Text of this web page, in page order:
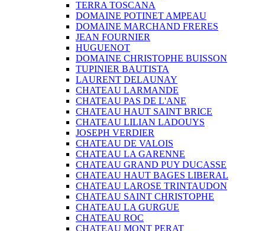
TERRA TOSCANA
DOMAINE POTINET AMPEAU
DOMAINE MARCHAND FRERES
JEAN FOURNIER
HUGUENOT
DOMAINE CHRISTOPHE BUISSON
TUPINIER BAUTISTA
LAURENT DELAUNAY
CHATEAU LARMANDE
CHATEAU PAS DE L'ANE
CHATEAU HAUT SAINT BRICE
CHATEAU LILIAN LADOUYS
JOSEPH VERDIER
CHATEAU DE VALOIS
CHATEAU LA GARENNE
CHATEAU GRAND PUY DUCASSE
CHATEAU HAUT BAGES LIBERAL
CHATEAU LAROSE TRINTAUDON
CHATEAU SAINT CHRISTOPHE
CHATEAU LA GURGUE
CHATEAU ROC
CHATEAU MONT PERAT